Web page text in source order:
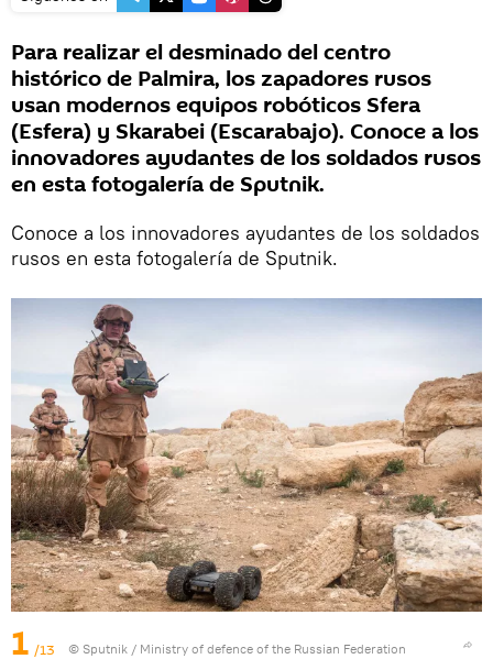
Para realizar el desminado del centro
histórico de Palmira, los zapadores rusos
usan modernos equipos robóticos Sfera
(Esfera) y Skarabei (Escarabajo). Conoce a los
innovadores ayudantes de los soldados rusos
en esta fotogalería de Sputnik.
Conoce a los innovadores ayudantes de los soldados
rusos en esta fotogalería de Sputnik.
1 /13 © Sputnik / Ministry of defence of the Russian Federation